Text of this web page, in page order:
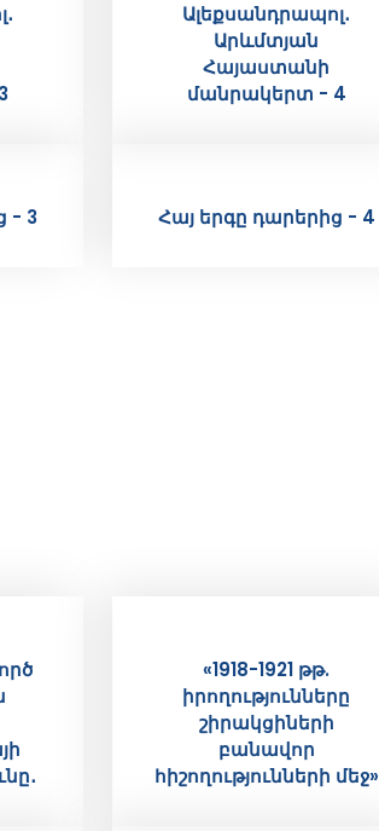
Ալեքսանդրապոլ․
Արևմտյան
Հայաստանի
մանրակերտ - 4
- 3 Հայ երգը դարերից - 4
«1918-1921 թթ.
իրողությունները
շիրակցիների
բանավոր
հիշողությունների մեջ»